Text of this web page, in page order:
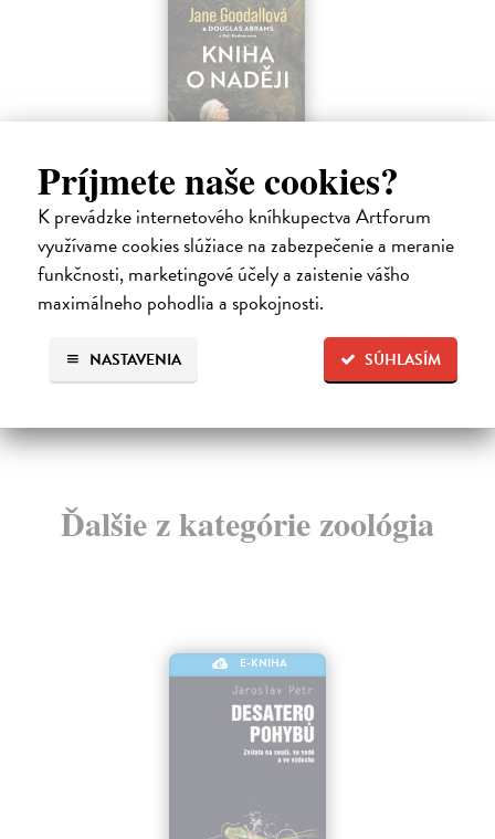
Príjmete naše cookies?
K prevádzke internetového kníhkupectva Artforum
využívame cookies slúžiace na zabezpečenie a meranie
funkčnosti, marketingové účely a zaistenie vášho
maximálneho pohodlia a spokojnosti.
SÚHLASÍM
NASTAVENIA
Kniha o naději
Goodallová Jane| Elektronická kniha
V Knize o naději čerpá Jane Goodallová z moudrosti
celého svého života, který zasvětila přírodě, a p...
Na stiahnutie akoEPUB,MOBIa
13,19 €
Ďalšie z kategórie zoológia
E-KNIHA